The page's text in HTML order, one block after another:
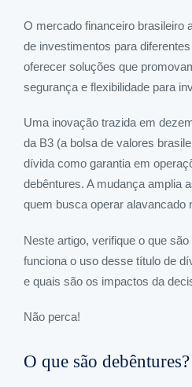
O mercado financeiro brasileiro
de investimentos para
oferecer soluções que
segurança e flexibilidade para
Uma inovação trazida em
da B3 (a bolsa de valores
dívida como garantia em
debêntures. A mudança amplia
quem busca operar alavancado
Neste artigo, verifique o que
funciona o uso desse título de
e quais são os impactos da
Não perca!
O que são debêntures?